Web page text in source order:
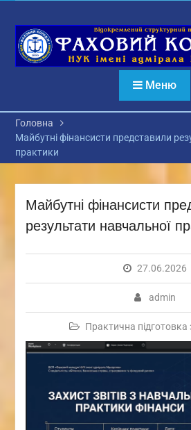
вмісту
Меню
Головна
Майбутні фінансисти представили
практики
Майбутні фінансисти
результати навчальної
27.06.2026
admin
Практична підготовка